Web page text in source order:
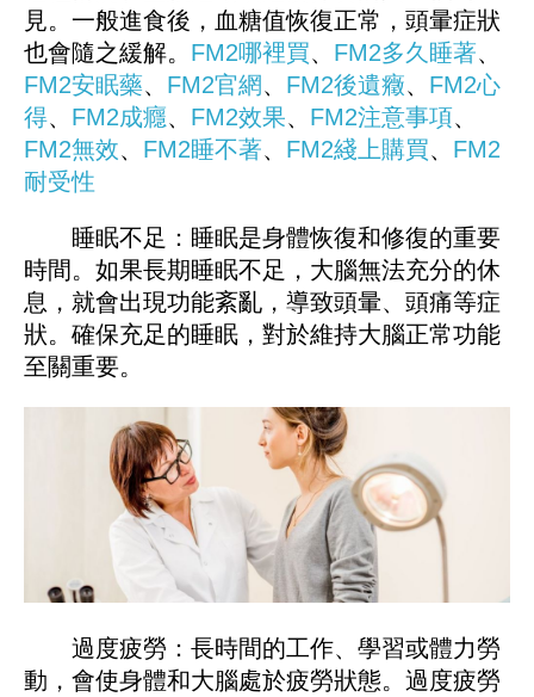
見。一般進食後，血糖值恢復正常，頭暈症狀
也會隨之緩解。 FM2哪裡買、 FM2多久睡著、
FM2安眠藥、 FM2官網、 FM2後遺癥、 FM2心
得、 FM2成癮、 FM2效果、 FM2注意事項、
FM2無效、 FM2睡不著、 FM2綫上購買、 FM2
耐受性
睡眠不足：睡眠是身體恢復和修復的重要
時間。如果長期睡眠不足，大腦無法充分的休
息，就會出現功能紊亂，導致頭暈、頭痛等症
狀。確保充足的睡眠，對於維持大腦正常功能
至關重要。
過度疲勞：長時間的工作、學習或體力勞
動，會使身體和大腦處於疲勞狀態。過度疲勞